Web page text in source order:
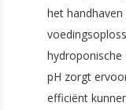
het
hydroponische
pH zorgt
efficiënt